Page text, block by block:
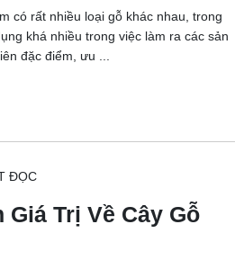
có rất nhiều loại gỗ khác nhau, trong
khá nhiều trong việc làm ra các sản
đặc điểm, ưu ...
ĐỌC
Giá Trị Về Cây Gỗ